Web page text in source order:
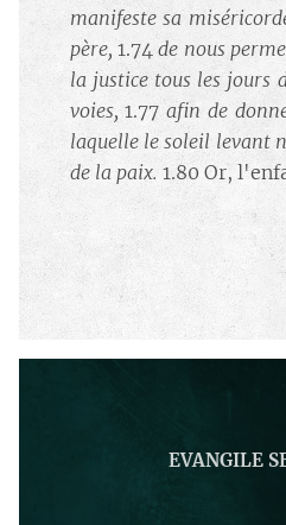
manifeste sa
père, 1.74de nous
la justice tous les jours
voies, 1.77afin de
laquelle le soleil levant
de la paix. 1.80 Or,
EVANGILE